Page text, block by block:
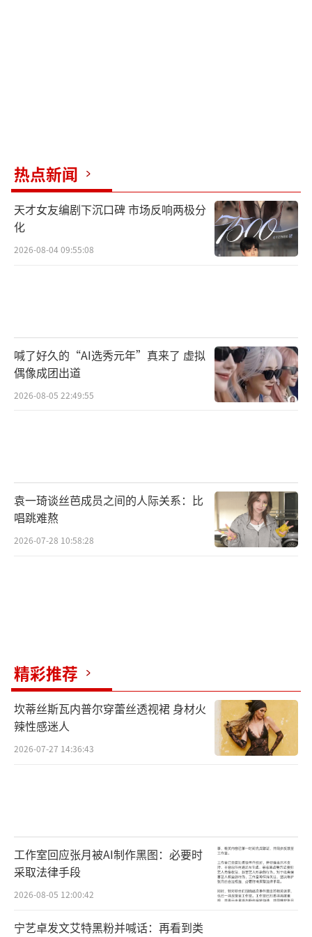
部男主爆款剧（尤其是现偶题材）实现进阶。
（责任编辑：zx0176）
热点新闻
天才女友编剧下沉口碑 市场反响两极分
化
2026-08-04 09:55:08
喊了好久的“AI选秀元年”真来了 虚拟
偶像成团出道
2026-08-05 22:49:55
袁一琦谈丝芭成员之间的人际关系：比
唱跳难熬
2026-07-28 10:58:28
精彩推荐
坎蒂丝斯瓦内普尔穿蕾丝透视裙 身材火
辣性感迷人
2026-07-27 14:36:43
工作室回应张月被AI制作黑图：必要时
采取法律手段
2026-08-05 12:00:42
宁艺卓发文艾特黑粉并喊话：再看到类